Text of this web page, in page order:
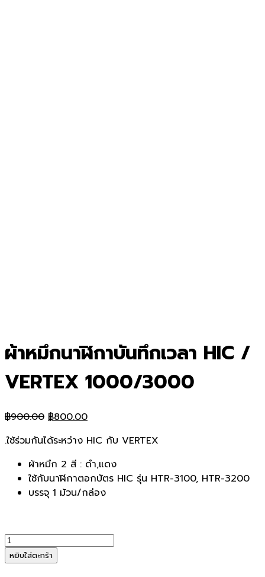
ผ้าหมึกนาฬิกาบันทึกเวลา HIC /
VERTEX 1000/3000
฿900.00 Original
was:
฿900.00.
฿800.00Current
is:
฿800.00.
.ใช้ร่วมกันได้ระหว่าง HIC กับ VERTEX
ผ้าหมึก 2 สี : ดำ,แดง
ใช้กับนาฬิกาตอกบัตร HIC รุ่น HTR-3100, HTR-3200
บรรจุ 1 ม้วน/กล่อง
จำนวน
ผ้า
หมึก
หยิบใส่ตะกร้า